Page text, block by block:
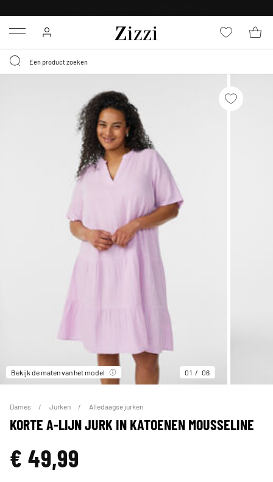
Menu
Bekijk de maten van het model 01 06
Dames Jurken Alledaagse jurken
KORTE A-LIJN JURK IN KATOENEN MOUSSELINE
€ 49,99